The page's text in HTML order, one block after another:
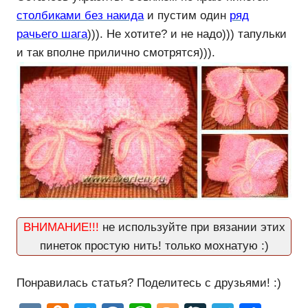
столбиками без накида и пустим один ряд
рачьего шага))). Не хотите? и не надо))) тапульки
и так вполне прилично смотрятся))).
ВНИМАНИЕ!!! не используйте при вязании этих
пинеток простую нить! только мохнатую :)
Понравилась статья? Поделитесь с друзьями! :)